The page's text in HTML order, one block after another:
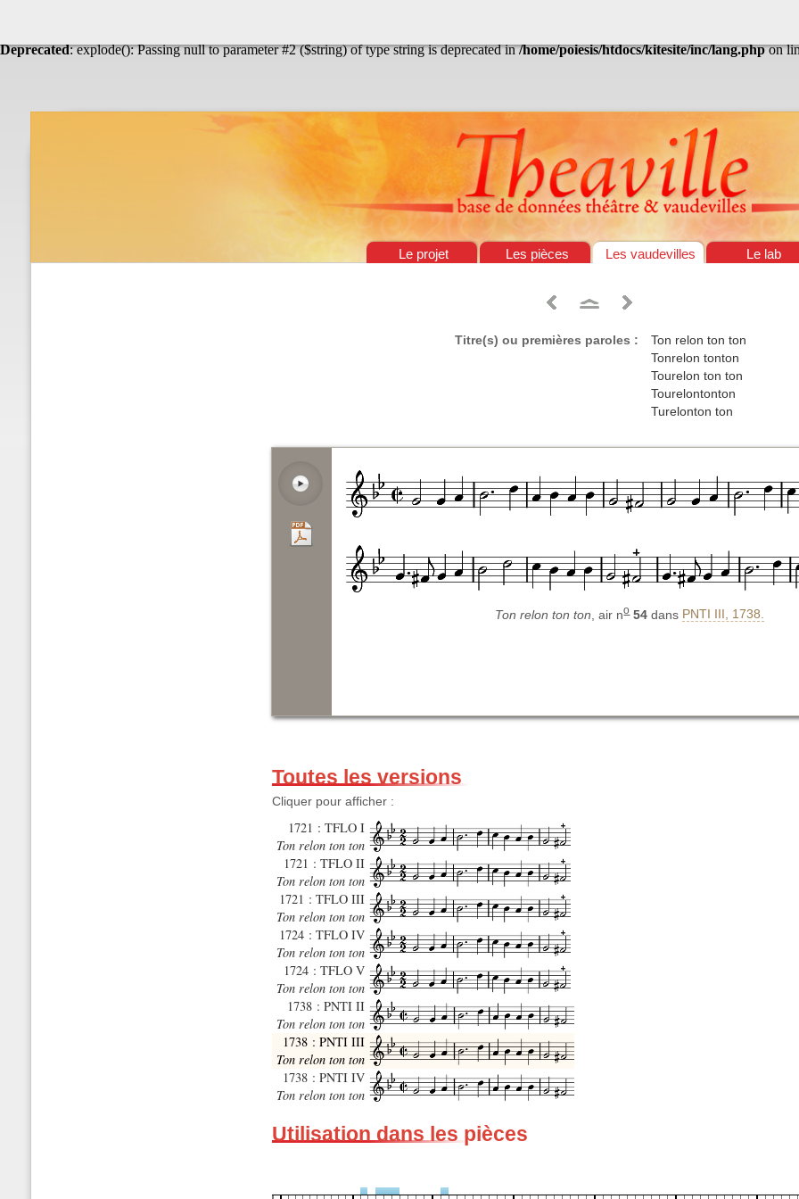
Deprecated: explode(): Passing null to parameter #2 ($string) of type string is deprecated in/home/poiesis/htdocs/kitesite/inc/lang.phpon
Théâtre & vaudevilles
Le projet Les pièces Les vaudevilles Le lab
Titre(s) ou premières paroles :
Ton relon ton ton
Tonrelon tonton
Tourelon ton ton
Tourelontonton
Turelonton ton
Ton relon ton ton , air no 54 dans PNTI III, 1738.
Toutes les versions
Cliquer pour afficher :
1721 : TFLO I
Ton relon ton ton
1721 : TFLO II
Ton relon ton ton
1721 : TFLO III
Ton relon ton ton
1724 : TFLO IV
Ton relon ton ton
1724 : TFLO V
Ton relon ton ton
1738 : PNTI II
Ton relon ton ton
1738 : PNTI III
Ton relon ton ton
1738 : PNTI IV
Ton relon ton ton
Utilisation dans les pièces